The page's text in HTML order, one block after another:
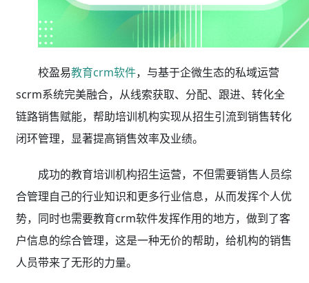
校盈易教育crm软件，与基于企微生态的私域运营
scrm系统完美融合，从线索获取、分配、跟进、转化全
链路销售赋能，帮助培训机构实现从招生引流到销售转化
闭环管理，显著提高销售效率及业绩。
成功的教育培训机构招生运营，不但需要销售人员综
合管理自己的行业知识和更多行业信息，从而发挥个人优
势，同时也需要教育crm软件发挥作用的地方，做到了客
户信息的综合管理，这是一种无价的帮助，给机构的销售
人员带来了无形的力量。